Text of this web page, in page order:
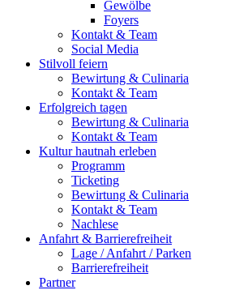
Gewölbe
Foyers
Kontakt & Team
Social Media
Stilvoll feiern
Bewirtung & Culinaria
Kontakt & Team
Erfolgreich tagen
Bewirtung & Culinaria
Kontakt & Team
Kultur hautnah erleben
Programm
Ticketing
Bewirtung & Culinaria
Kontakt & Team
Nachlese
Anfahrt & Barrierefreiheit
Lage / Anfahrt / Parken
Barrierefreiheit
Partner